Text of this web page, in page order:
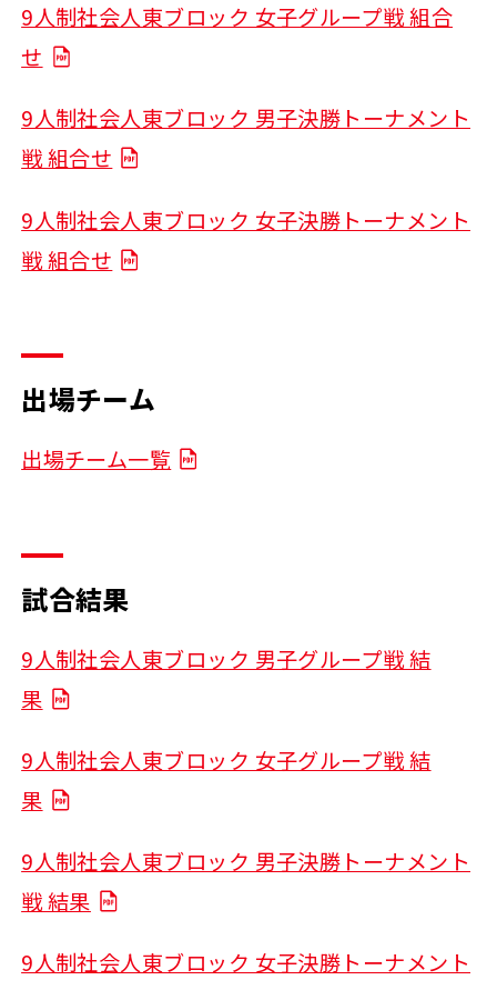
9人制社会人東ブロック 女子グループ戦 組合
せ
9人制社会人東ブロック 男子決勝トーナメント
戦 組合せ
9人制社会人東ブロック 女子決勝トーナメント
戦 組合せ
出場チーム
出場チーム一覧
試合結果
9人制社会人東ブロック 男子グループ戦 結
果
9人制社会人東ブロック 女子グループ戦 結
果
9人制社会人東ブロック 男子決勝トーナメント
戦 結果
9人制社会人東ブロック 女子決勝トーナメント